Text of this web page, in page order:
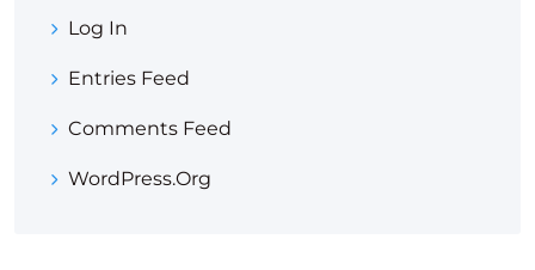
Log In
Entries Feed
Comments Feed
WordPress.org